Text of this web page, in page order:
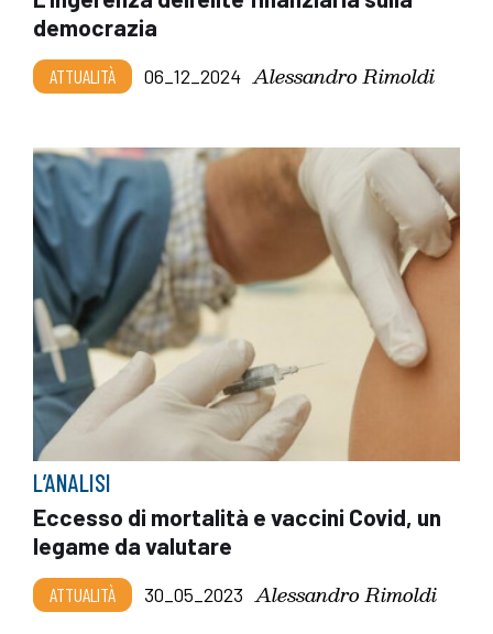
democrazia
ATTUALITÀ 06_12_2024 Alessandro Rimoldi
L’ANALISI
Eccesso di mortalità e vaccini Covid, un
legame da valutare
ATTUALITÀ 30_05_2023 Alessandro Rimoldi